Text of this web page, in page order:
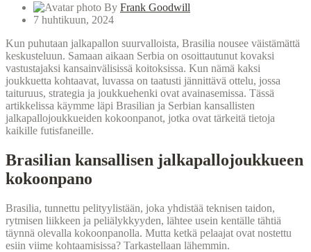
By Frank Goodwill
7 huhtikuun, 2024
Kun puhutaan jalkapallon suurvalloista, Brasilia nousee väistämättä
keskusteluun. Samaan aikaan Serbia on osoittautunut kovaksi
vastustajaksi kansainvälisissä koitoksissa. Kun nämä kaksi
joukkuetta kohtaavat, luvassa on taatusti jännittävä ottelu, jossa
taituruus, strategia ja joukkuehenki ovat avainasemissa. Tässä
artikkelissa käymme läpi Brasilian ja Serbian kansallisten
jalkapallojoukkueiden kokoonpanot, jotka ovat tärkeitä tietoja
kaikille futisfaneille.
Brasilian kansallisen jalkapallojoukkueen
kokoonpano
Brasilia, tunnettu pelityylistään, joka yhdistää teknisen taidon,
rytmisen liikkeen ja peliälykkyyden, lähtee usein kentälle tähtiä
täynnä olevalla kokoonpanolla. Mutta ketkä pelaajat ovat nostettu
esiin viime kohtaamisissa? Tarkastellaan lähemmin.